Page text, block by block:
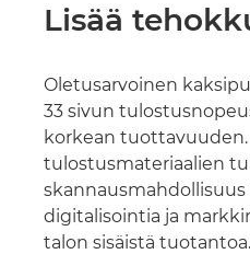
Lisää
Oletusarvoinen
33 sivun
korkean
tulostusmateriaalien
digitalisointia ja
talon sisäistä tuotantoa.